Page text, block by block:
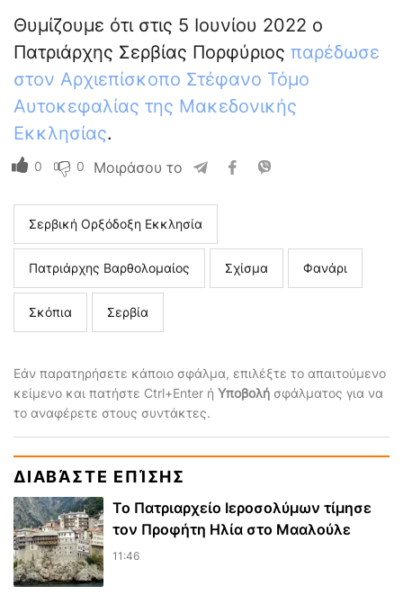
Θυμίζουμε ότι στις 5 Ιουνίου 2022 ο
Πατριάρχης Σερβίας Πορφύριος παρέδωσε
στον Αρχιεπίσκοπο Στέφανο Τόμο
Αυτοκεφαλίας της Μακεδονικής
Εκκλησίας.
0 0 Μοιράσου το
Σερβική Ορξόδοξη Εκκλησία
Πατριάρχης Βαρθολομαίος Σχίσμα Φανάρι
Σκόπια Σερβία
Εάν παρατηρήσετε κάποιο σφάλμα, επιλέξτε το απαιτούμενο
κείμενο και πατήστε Ctrl+Enter ή Υποβολή σφάλματος για να
το αναφέρετε στους συντάκτες.
ΔΙΑΒΆΣΤΕ ΕΠΊΣΗΣ
Το Πατριαρχείο Ιεροσολύμων τίμησε
τον Προφήτη Ηλία στο Μααλούλε
11:46